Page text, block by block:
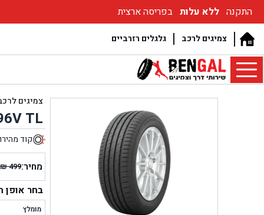
התקנה ללא עלות בפריסה ארצית
גלגלים רזרביים צמיגים לרכב
צמיגים
TL
קוד
מחיר: ₪499
היה:
הוא:
בחר אופן
מומלץ